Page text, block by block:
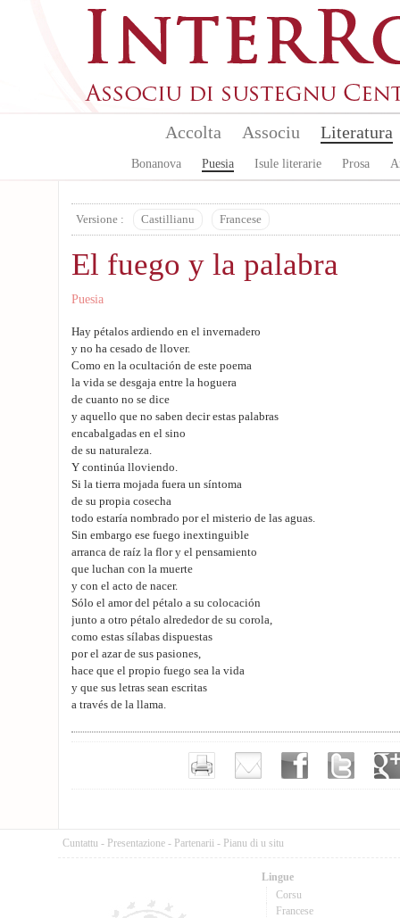
Accolta Associu Literatura
Bonanova Puesia Isule literarie Prosa
Versione : Castillianu Francese
El fuego y la palabra
Puesia
Hay pétalos ardiendo en el invernadero
y no ha cesado de llover.
Como en la ocultación de este poema
la vida se desgaja entre la hoguera
de cuanto no se dice
y aquello que no saben decir estas palabras
encabalgadas en el sino
de su naturaleza.
Y continúa lloviendo.
Si la tierra mojada fuera un síntoma
de su propia cosecha
todo estaría nombrado por el misterio de las aguas.
Sin embargo ese fuego inextinguible
arranca de raíz la flor y el pensamiento
que luchan con la muerte
y con el acto de nacer.
Sólo el amor del pétalo a su colocación
junto a otro pétalo alrededor de su corola,
como estas sílabas dispuestas
por el azar de sus pasiones,
hace que el propio fuego sea la vida
y que sus letras sean escritas
a través de la llama.
Cuntattu - Presentazione - Partenarii - Pianu di u situ
Lingue
Corsu
Francese